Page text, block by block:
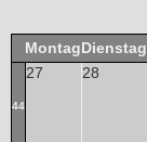
MontagDienstag
44
27 28